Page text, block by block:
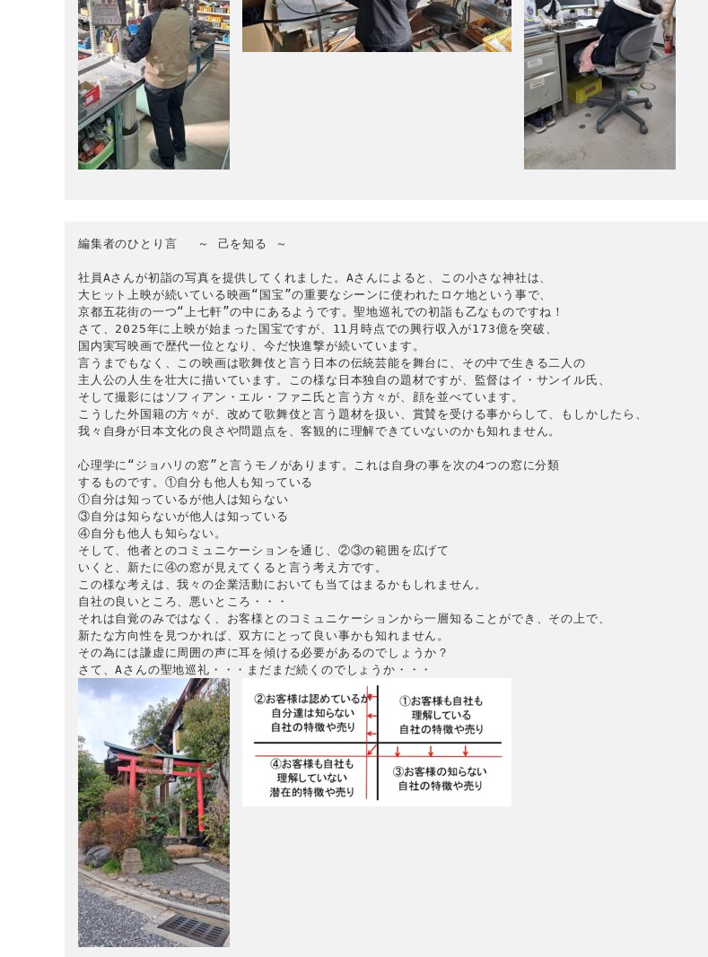
編集者のひとり言 ～ 己を知る ～
社員Aさんが初詣の写真を提供してくれました。Aさんによると、この小さな神社は、
大ヒット上映が続いている映画“国宝”の重要なシーンに使われたロケ地という事で、
京都五花街の一つ“上七軒”の中にあるようです。聖地巡礼での初詣も乙なものですね！
さて、2025年に上映が始まった国宝ですが、11月時点での興行収入が173億を突破、
国内実写映画で歴代一位となり、今だ快進撃が続いています。
言うまでもなく、この映画は歌舞伎と言う日本の伝統芸能を舞台に、その中で生きる二人の
主人公の人生を壮大に描いています。この様な日本独自の題材ですが、監督はイ・サンイル氏、
そして撮影にはソフィアン・エル・ファニ氏と言う方々が、顔を並べています。
こうした外国籍の方々が、改めて歌舞伎と言う題材を扱い、賞賛を受ける事からして、もしかしたら、
我々自身が日本文化の良さや問題点を、客観的に理解できていないのかも知れません。
心理学に“ジョハリの窓”と言うモノがあります。これは自身の事を次の4つの窓に分類
するものです。①自分も他人も知っている
①自分は知っているが他人は知らない
③自分は知らないが他人は知っている
④自分も他人も知らない。
そして、他者とのコミュニケーションを通じ、②③の範囲を広げて
いくと、新たに④の窓が見えてくると言う考え方です。
この様な考えは、我々の企業活動においても当てはまるかもしれません。
自社の良いところ、悪いところ・・・
それは自覚のみではなく、お客様とのコミュニケーションから一層知ることができ、その上で、
新たな方向性を見つかれば、双方にとって良い事かも知れません。
その為には謙虚に周囲の声に耳を傾ける必要があるのでしょうか？